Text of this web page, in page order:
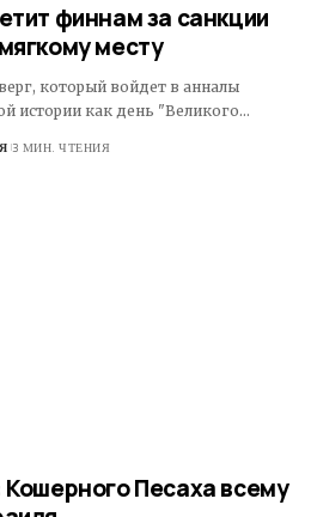
финнам за санкции
месту
который войдет в анналы
истории как день "Великого…
3 МИН. ЧТЕНИЯ
Кошерного Песаха всему